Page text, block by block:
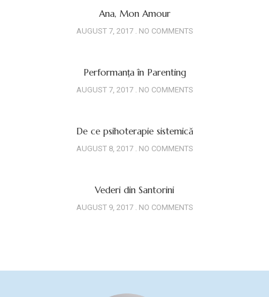
Ana, Mon Amour
AUGUST 7, 2017 NO COMMENTS
Performanța în Parenting
AUGUST 7, 2017 NO COMMENTS
De ce psihoterapie sistemică
AUGUST 8, 2017 NO COMMENTS
Vederi din Santorini
AUGUST 9, 2017 NO COMMENTS